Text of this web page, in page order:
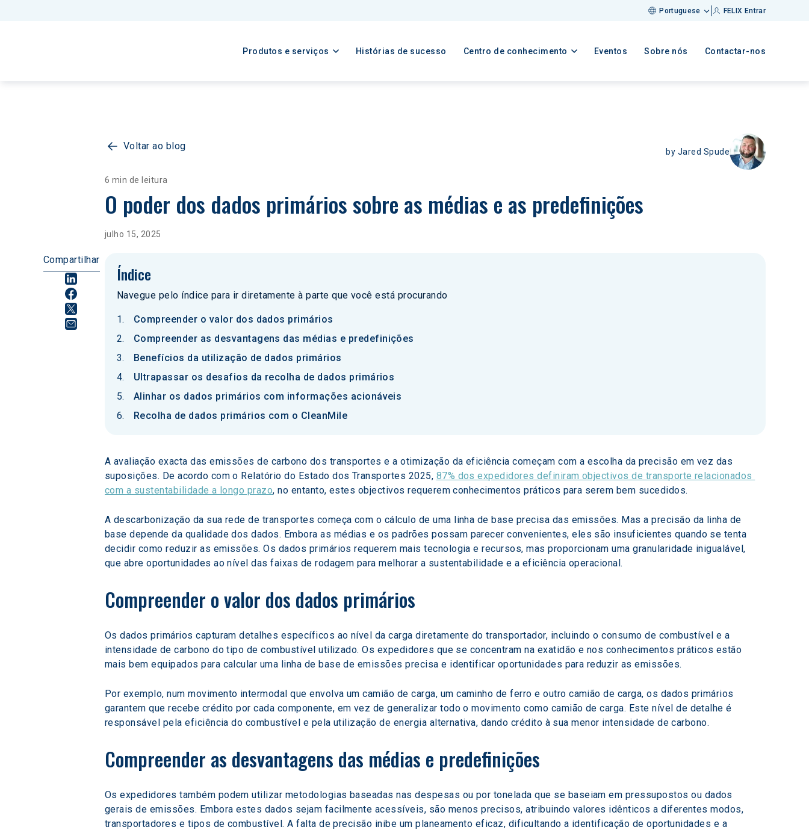
Portuguese FELIX Entrar
Produtos e serviços Histórias de sucesso Centro de conhecimento Eventos Sobre nós Contactar-nos
Voltar ao blog by Jared Spude
6 min de leitura
O poder dos dados primários sobre as médias e as predefinições
julho 15, 2025
Compartilhar
Índice
Navegue pelo índice para ir diretamente à parte que você está procurando
Compreender o valor dos dados primários
Compreender as desvantagens das médias e predefinições
Benefícios da utilização de dados primários
Ultrapassar os desafios da recolha de dados primários
Alinhar os dados primários com informações acionáveis
Recolha de dados primários com o CleanMile
A avaliação exacta das emissões de carbono dos transportes e a otimização da eficiência começam com a escolha da precisão em vez das
suposições. De acordo com o Relatório do Estado dos Transportes 2025, 87% dos expedidores definiram objectivos de transporte relacionados
com a sustentabilidade a longo prazo, no entanto, estes objectivos requerem conhecimentos práticos para serem bem sucedidos.
A descarbonização da sua rede de transportes começa com o cálculo de uma linha de base precisa das emissões. Mas a precisão da linha de
base depende da qualidade dos dados. Embora as médias e os padrões possam parecer convenientes, eles são insuficientes quando se tenta
decidir como reduzir as emissões. Os dados primários requerem mais tecnologia e recursos, mas proporcionam uma granularidade inigualável,
que abre oportunidades ao nível das faixas de rodagem para melhorar a sustentabilidade e a eficiência operacional.
Compreender o valor dos dados primários
Os dados primários capturam detalhes específicos ao nível da carga diretamente do transportador, incluindo o consumo de combustível e a
intensidade de carbono do tipo de combustível utilizado. Os expedidores que se concentram na exatidão e nos conhecimentos práticos estão
mais bem equipados para calcular uma linha de base de emissões precisa e identificar oportunidades para reduzir as emissões.
Por exemplo, num movimento intermodal que envolva um camião de carga, um caminho de ferro e outro camião de carga, os dados primários
garantem que recebe crédito por cada componente, em vez de generalizar todo o movimento como camião de carga. Este nível de detalhe é
responsável pela eficiência do combustível e pela utilização de energia alternativa, dando crédito à sua menor intensidade de carbono.
Compreender as desvantagens das médias e predefinições
Os expedidores também podem utilizar metodologias baseadas nas despesas ou por tonelada que se baseiam em pressupostos ou dados
gerais de emissões. Embora estes dados sejam facilmente acessíveis, são menos precisos, atribuindo valores idênticos a diferentes modos,
transportadores e tipos de combustível. A falta de precisão inibe um planeamento eficaz, dificultando a identificação de oportunidades e a